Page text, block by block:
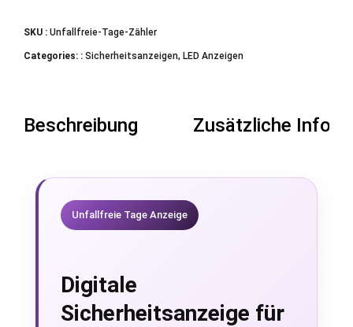
SKU : Unfallfreie-Tage-Zähler
Categories: : Sicherheitsanzeigen, LED Anzeigen
Beschreibung Zusätzliche
Unfallfreie Tage Anzeige
Digitale
Sicherheitsanzeige für